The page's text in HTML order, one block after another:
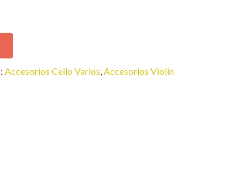
Accesorios Cello Varios,Accesorios Violín